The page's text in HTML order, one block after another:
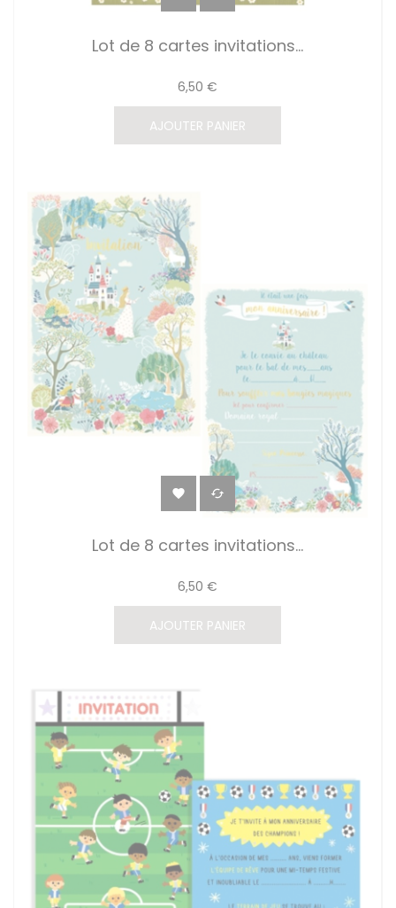
Lot de 8 cartes invitations...
6,50 €
AJOUTER PANIER
 
Lot de 8 cartes invitations...
6,50 €
AJOUTER PANIER